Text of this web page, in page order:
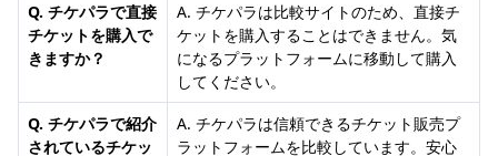
Q. チケパラで直接
チケットを購入で
きますか？
A. チケパラは比較サイトのため、直接チ
ケットを購入することはできません。気
になるプラットフォームに移動して購入
してください。
Q. チケパラで紹介
されているチケッ
A. チケパラは信頼できるチケット販売プ
ラットフォームを比較しています。安心